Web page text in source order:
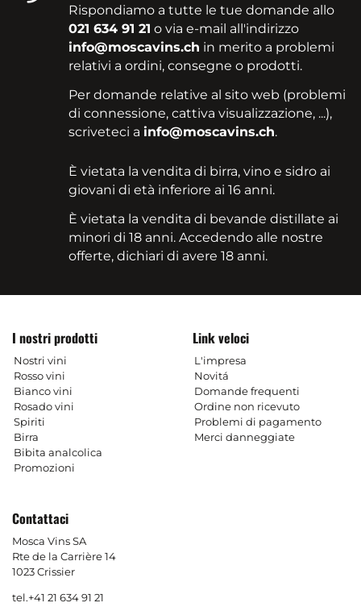
Rispondiamo a tutte le tue domande allo
021 634 91 21 o via e-mail all'indirizzo
info@moscavins.ch in merito a problemi
relativi a ordini, consegne o prodotti.
Per domande relative al sito web (problemi
di connessione, cattiva visualizzazione, ...),
scriveteci a info@moscavins.ch.
È vietata la vendita di birra, vino e sidro ai
giovani di età inferiore ai 16 anni.
È vietata la vendita di bevande distillate ai
minori di 18 anni. Accedendo alle nostre
offerte, dichiari di avere 18 anni.
I nostri prodotti
Nostri vini
Rosso vini
Bianco vini
Rosado vini
Spiriti
Birra
Bibita analcolica
Promozioni
Link veloci
L'impresa
Novitá
Domande frequenti
Ordine non ricevuto
Problemi di pagamento
Merci danneggiate
Contattaci
Mosca Vins SA
Rte de la Carrière 14
1023 Crissier
tel.+41 21 634 91 21